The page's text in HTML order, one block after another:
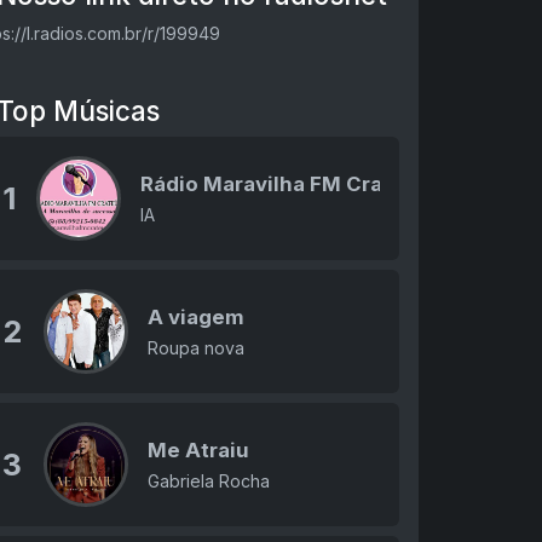
l.radios.com.br/r/199949
Músicas
1 Rádio Maravilha FM Crateús
IA
2 A viagem
Roupa nova
3 Me Atraiu
Gabriela Rocha